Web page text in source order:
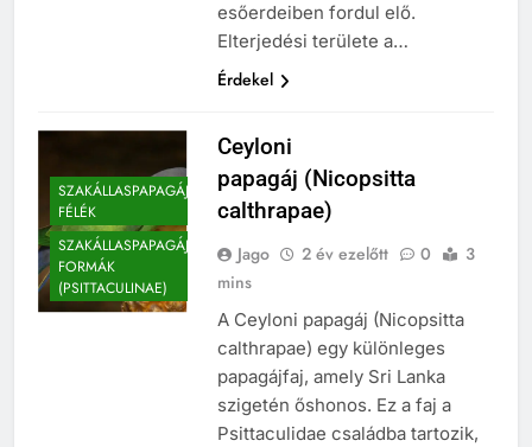
esőerdeiben fordul elő.
Elterjedési területe a…
Érdekel
SZAKÁLLASPAPAGÁJ
FÉLÉK
SZAKÁLLASPAPAGÁJ-
FORMÁK
(PSITTACULINAE)
Ceyloni
papagáj (Nicopsitta
calthrapae)
Jago 2 év ezelőtt 0
3
mins
A Ceyloni papagáj (Nicopsitta
calthrapae) egy különleges
papagájfaj, amely Sri Lanka
szigetén őshonos. Ez a faj a
Psittaculidae családba tartozik,